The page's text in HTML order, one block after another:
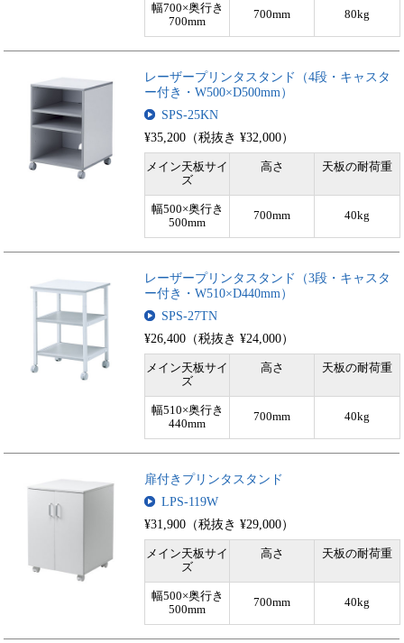
幅700×奥行き
700mm
700mm 80kg
レーザープリンタスタンド（4段・キャスタ
ー付き・W500×D500mm）
SPS-25KN
¥35,200（税抜き ¥32,000）
メイン天板サイ
ズ
高さ 天板の耐荷重
幅500×奥行き
500mm
700mm 40kg
レーザープリンタスタンド（3段・キャスタ
ー付き・W510×D440mm）
SPS-27TN
¥26,400（税抜き ¥24,000）
メイン天板サイ
ズ
高さ 天板の耐荷重
幅510×奥行き
440mm
700mm 40kg
扉付きプリンタスタンド
LPS-119W
¥31,900（税抜き ¥29,000）
メイン天板サイ
ズ
高さ 天板の耐荷重
幅500×奥行き
500mm
700mm 40kg